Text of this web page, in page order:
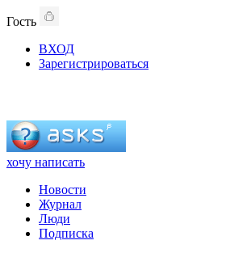
Гость
ВХОД
Зарегистрироваться
хочу написать
Новости
Журнал
Люди
Подписка